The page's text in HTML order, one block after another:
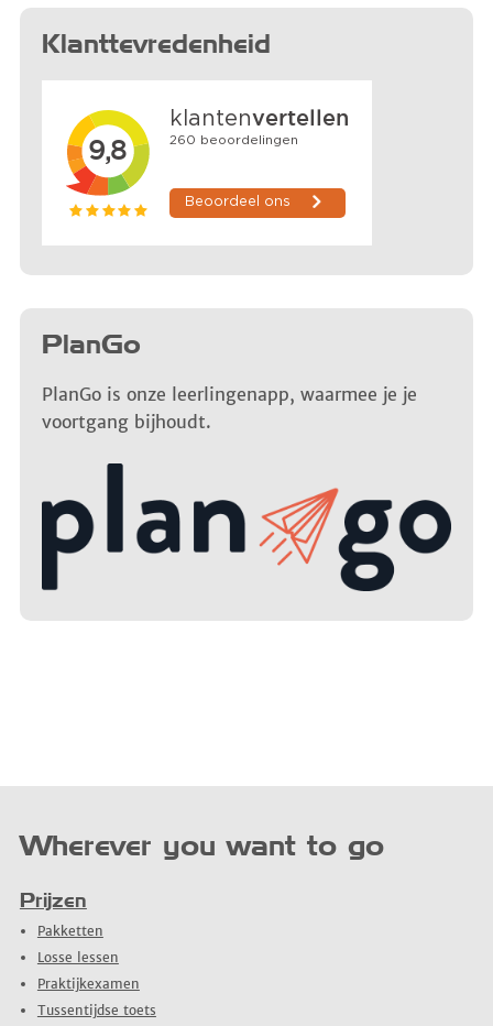
Klanttevredenheid
PlanGo
PlanGo is onze leerlingenapp, waarmee je je
voortgang bijhoudt.
Wherever you want to go
Prijzen
Pakketten
Losse lessen
Praktijkexamen
Tussentijdse toets